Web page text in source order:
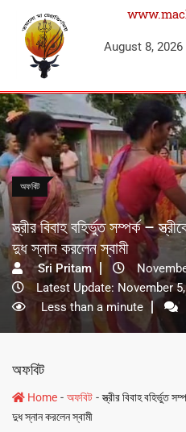
August 8,
অফবিট
স্ত্রীর বিবাহ বহির্ভুত সম্পর্ক –
দুধ স্নান করলেন স্বামী
Sri Pritam
Latest Update: November
Less than a minute
অফবিট
Home - অফবিট -স্ত্রীর বিবাহ বহির্ভুত
দুধ স্নান করলেন স্বামী